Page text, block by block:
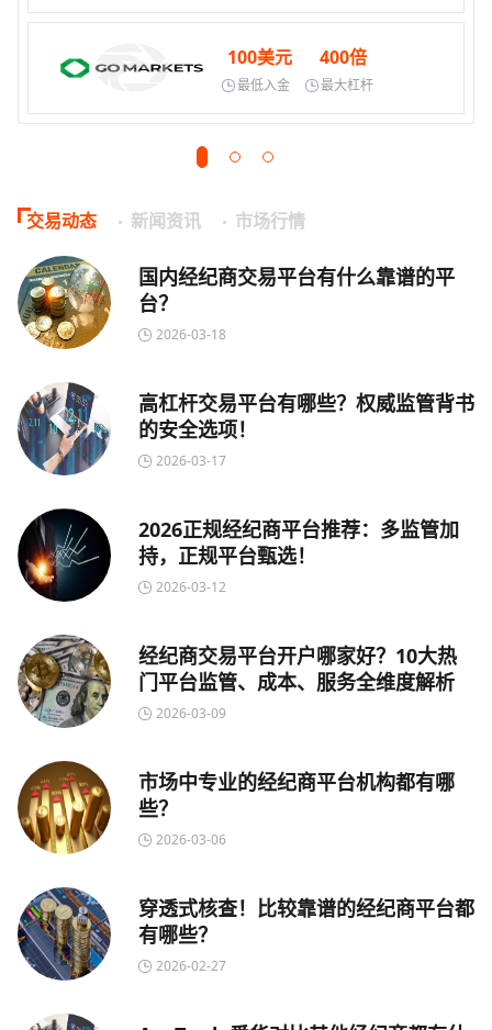
100美元
最低入金
400倍
最大杠杆
交易动态 新闻资讯 市场行情
国内经纪商交易平台有什么靠谱的平
台？
2026-03-18
高杠杆交易平台有哪些？权威监管背书
的安全选项！
2026-03-17
2026正规经纪商平台推荐：多监管加
持，正规平台甄选！
2026-03-12
经纪商交易平台开户哪家好？10大热
门平台监管、成本、服务全维度解析
2026-03-09
市场中专业的经纪商平台机构都有哪
些？
2026-03-06
穿透式核查！比较靠谱的经纪商平台都
有哪些？
2026-02-27